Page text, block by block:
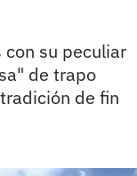
su peculiar
de trapo
de fin